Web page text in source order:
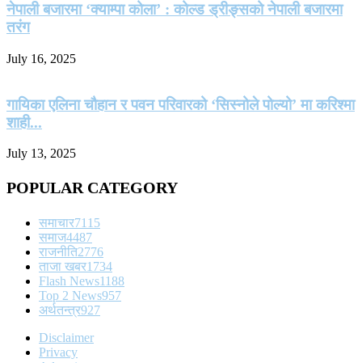
नेपाली बजारमा ‘क्याम्पा कोला’ : कोल्ड ड्रीङ्सको नेपाली बजारमा
तरंग
July 16, 2025
गायिका एलिना चौहान र पवन परिवारको ‘सिस्नोले पोल्यो’ मा करिश्मा
शाही...
July 13, 2025
POPULAR CATEGORY
समाचार7115
समाज4487
राजनीति2776
ताजा खबर1734
Flash News1188
Top 2 News957
अर्थतन्त्र927
Disclaimer
Privacy